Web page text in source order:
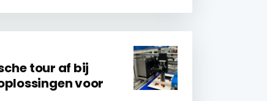
tour af bij
voor